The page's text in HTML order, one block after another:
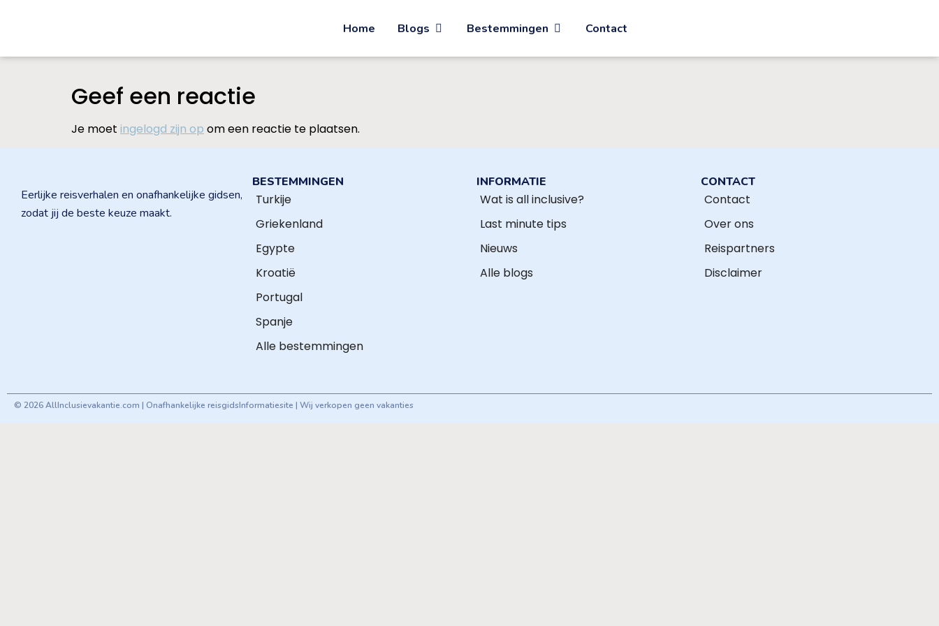
Home Blogs Bestemmingen Contact
Geef een reactie
Je moet ingelogd zijn op om een reactie te plaatsen.
Eerlijke reisverhalen en onafhankelijke gidsen,
zodat jij de beste keuze maakt.
BESTEMMINGEN
Turkije
Griekenland
Egypte
Kroatië
Portugal
Spanje
Alle bestemmingen
INFORMATIE
Wat is all inclusive?
Last minute tips
Nieuws
Alle blogs
CONTACT
Contact
Over ons
Reispartners
Disclaimer
© 2026 AllInclusievakantie.com | Onafhankelijke reisgidsInformatiesite | Wij verkopen geen vakanties